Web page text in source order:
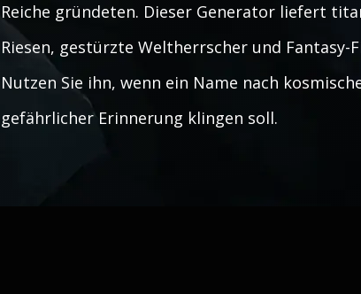
Reiche gründeten. Dieser Generator liefert
Riesen, gestürzte Weltherrscher und
Nutzen Sie ihn, wenn ein Name nach
gefährlicher Erinnerung klingen soll.